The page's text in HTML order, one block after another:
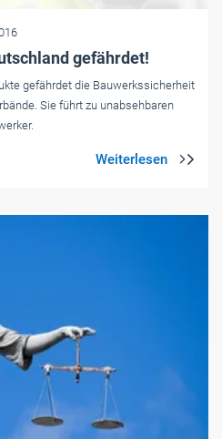
gefährdet!
gefährdet die Bauwerkssicherheit
Sie führt zu unabsehbaren